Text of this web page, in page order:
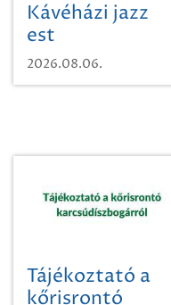
Kávéházi jazz
est
2026.08.06.
Tájékoztató a
kőrisrontó